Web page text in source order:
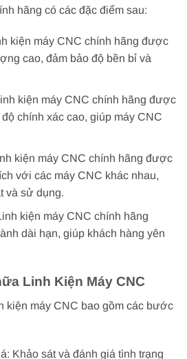
hãng có các đặc điểm sau:
kiện máy CNC chính hãng được
cao, đảm bảo độ bền bỉ và
kiện máy CNC chính hãng được
chính xác cao, giúp máy CNC
kiện máy CNC chính hãng được
với các máy CNC khác nhau,
và sử dụng.
kiện máy CNC chính hãng
dài hạn, giúp khách hàng yên
Linh Kiện Máy CNC
kiện máy CNC bao gồm các bước
Khảo sát và đánh giá tình trạng